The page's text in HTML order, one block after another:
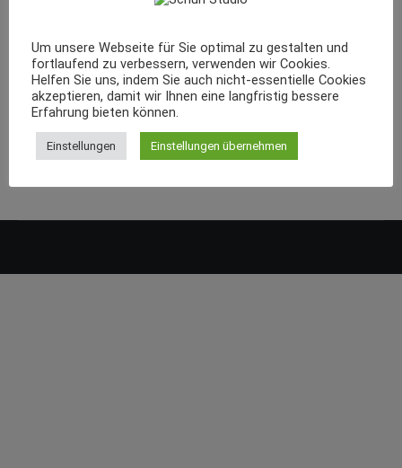
Um unsere Webseite für Sie optimal zu gestalten und
fortlaufend zu verbessern, verwenden wir Cookies.
Helfen Sie uns, indem Sie auch nicht-essentielle Cookies
akzeptieren, damit wir Ihnen eine langfristig bessere
Erfahrung bieten können.
Einstellungen Einstellungen übernehmen